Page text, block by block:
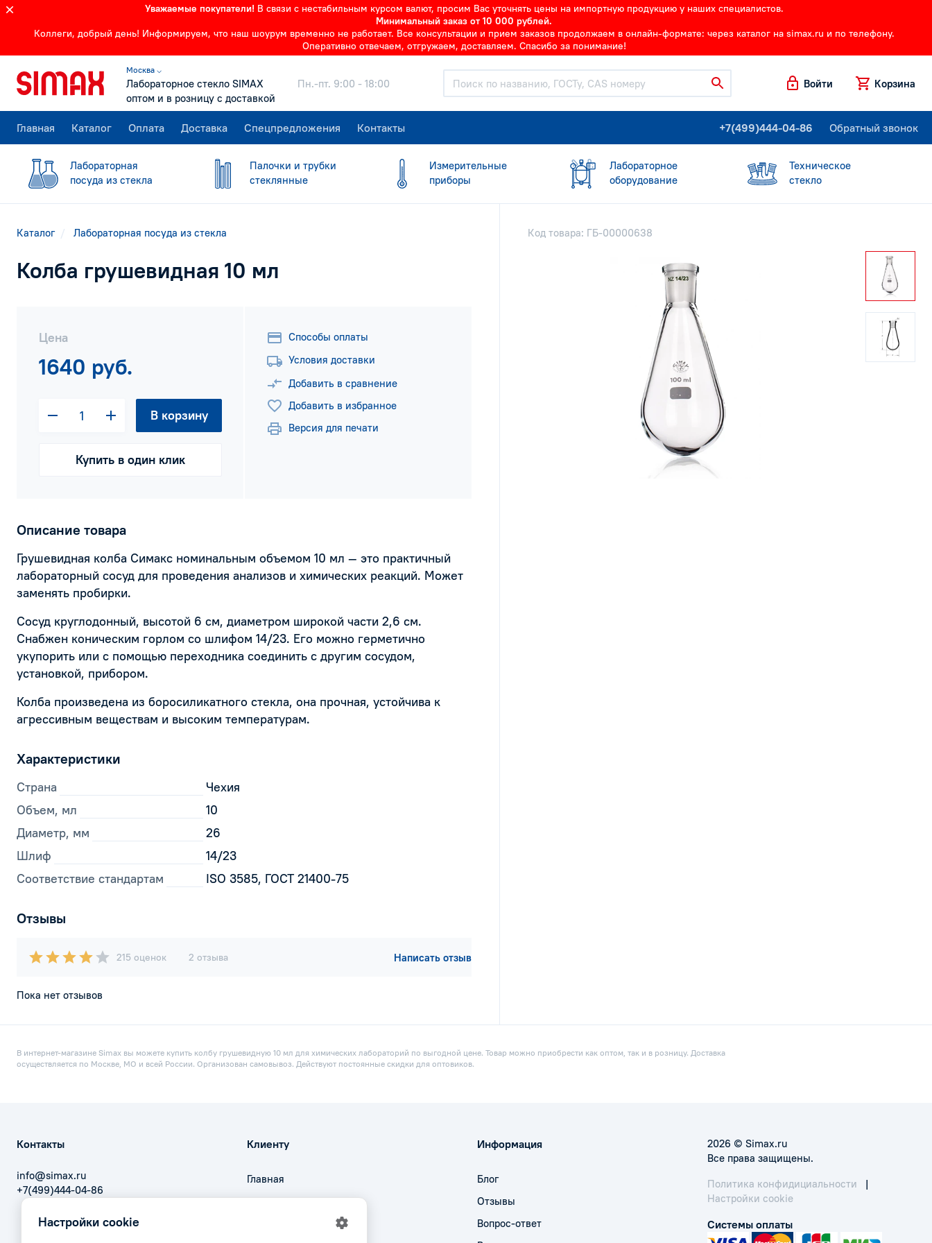
Уважаемые покупатели! В связи с нестабильным курсом валют, просим Вас уточнять цены на импортную продукцию у наших специалистов.
Минимальный заказ от 10 000 рублей.
Коллеги, добрый день! Информируем, что наш шоурум временно не работает. Все консультации и прием заказов продолжаем в онлайн-формате: через каталог на simax.ru и по телефону.
Оперативно отвечаем, отгружаем, доставляем. Спасибо за понимание!
Москва ⌵
Лабораторное стекло SIMAX
оптом и в розницу с доставкой
Пн.-пт. 9:00 - 18:00 Войти Корзина
Главная Каталог Оплата Доставка Спецпредложения Контакты +7(499)444-04-86 Обратный звонок
Лабораторная
посуда из стекла
Палочки и трубки
стеклянные
Измерительные
приборы
Лабораторное
оборудование
Техническое
стекло
Каталог Лабораторная посуда из стекла
Колба грушевидная 10 мл
Цена
1640 руб.
В корзину
Купить в один клик
Способы оплаты
Условия доставки
Добавить в сравнение
Добавить в избранное
Версия для печати
Описание товара
Грушевидная колба Симакс номинальным объемом 10 мл — это практичный
лабораторный сосуд для проведения анализов и химических реакций. Может
заменять пробирки.
Сосуд круглодонный, высотой 6 см, диаметром широкой части 2,6 см.
Снабжен коническим горлом со шлифом 14/23. Его можно герметично
укупорить или с помощью переходника соединить с другим сосудом,
установкой, прибором.
Колба произведена из боросиликатного стекла, она прочная, устойчива к
агрессивным веществам и высоким температурам.
Характеристики
Страна
Чехия
Объем, мл
10
Диаметр, мм
26
Шлиф
14/23
Соответствие стандартам
ISO 3585, ГОСТ 21400-75
Отзывы
215 оценок 2 отзыва Написать отзыв
Пока нет отзывов
Код товара: ГБ-00000638
В интернет-магазине Simax вы можете купить колбу грушевидную 10 мл для химических лабораторий по выгодной цене. Товар можно приобрести как оптом, так и в розницу. Доставка
осуществляется по Москве, МО и всей России. Организован самовывоз. Действуют постоянные скидки для оптовиков.
Контакты
info@simax.ru
+7(499)444-04-86
Клиенту
Главная
Оплата
Информация
Блог
Отзывы
Вопрос-ответ
2026 © Simax.ru
Все права защищены.
Политика конфидициальности
|
Настройки cookie
Системы оплаты
Настройки cookie